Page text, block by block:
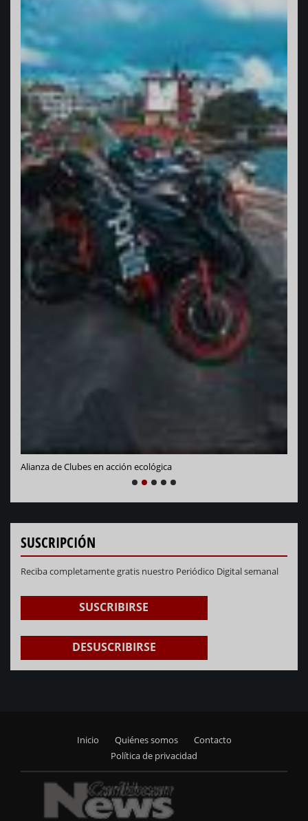
Alianza de Clubes en acción ecológica
PREVIOUS
SUSCRIPCIÓN
Reciba completamente gratis nuestro Periódico Digital semanal
SUSCRIBIRSE
DESUSCRIBIRSE
menu
Inicio Quiénes somos
Contacto
Política de privacidad